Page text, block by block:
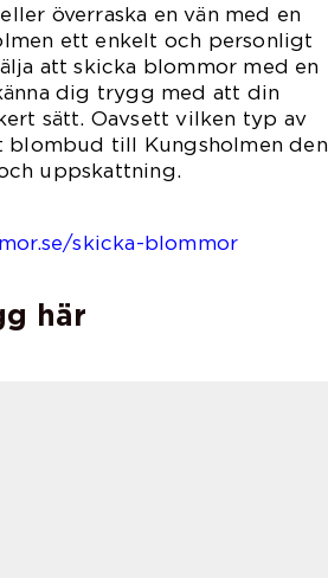
överraska en vän med en
ett enkelt och personligt
att skicka blommor med en
dig trygg med att din
sätt. Oavsett vilken typ av
blombud till Kungsholmen den
uppskattning.
skicka-blommor
här